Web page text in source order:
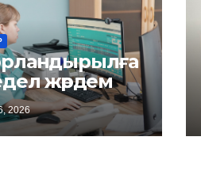
жәрдем
2026